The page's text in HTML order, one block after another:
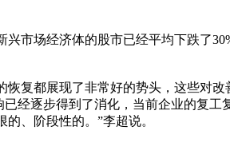
场经济体的股市已经平均下跌了
都展现了非常好的势头，这些对
经逐步得到了消化，当前企业的复
、阶段性的。”李超说。